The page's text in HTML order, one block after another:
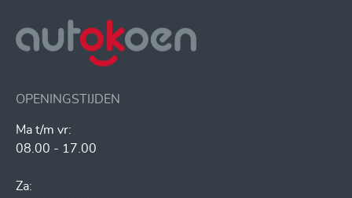
OPENINGSTIJDEN
Ma t/m vr:
08.00 - 17.00
Za: